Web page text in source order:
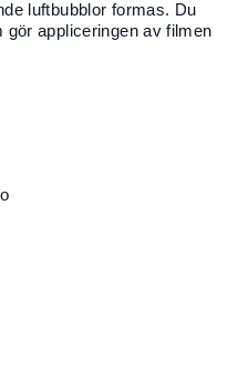
luftbubblor formas. Du
appliceringen av filmen